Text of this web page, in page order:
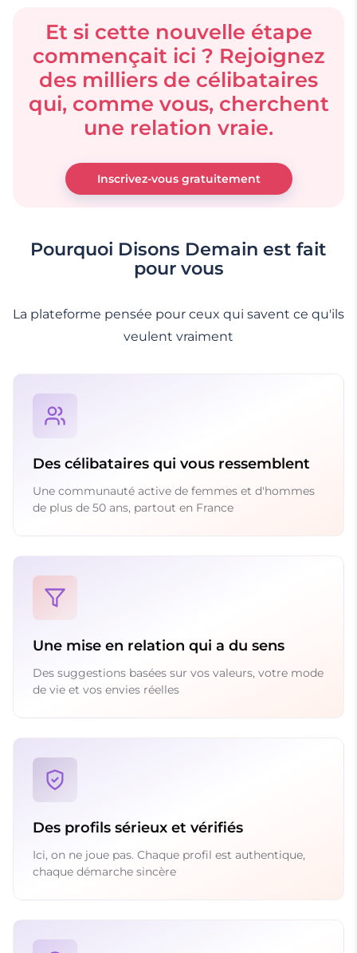
Et si cette nouvelle étape
commençait ici ? Rejoignez
des milliers de célibataires
qui, comme vous, cherchent
une relation vraie.
Inscrivez-vous gratuitement
Pourquoi Disons Demain est fait
pour vous
La plateforme pensée pour ceux qui savent ce qu'ils
veulent vraiment
Des célibataires qui vous ressemblent
Une communauté active de femmes et d'hommes
de plus de 50 ans, partout en France
Une mise en relation qui a du sens
Des suggestions basées sur vos valeurs, votre mode
de vie et vos envies réelles
Des profils sérieux et vérifiés
Ici, on ne joue pas. Chaque profil est authentique,
chaque démarche sincère